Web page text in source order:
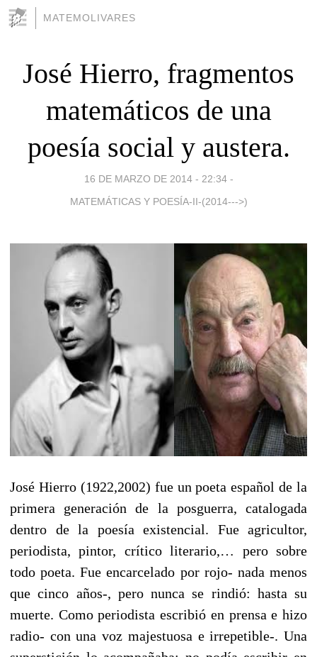
MATEMOLIVARES
José Hierro, fragmentos
matemáticos de una
poesía social y austera.
16 DE MARZO DE 2014 - 22:34 -
MATEMÁTICAS Y POESÍA-II-(2014--->)
José Hierro (1922,2002) fue un poeta español de la
primera generación de la posguerra, catalogada
dentro de la poesía existencial. Fue agricultor,
periodista, pintor, crítico literario,… pero sobre
todo poeta. Fue encarcelado por rojo- nada menos
que cinco años-, pero nunca se rindió: hasta su
muerte. Como periodista escribió en prensa e hizo
radio- con una voz majestuosa e irrepetible-. Una